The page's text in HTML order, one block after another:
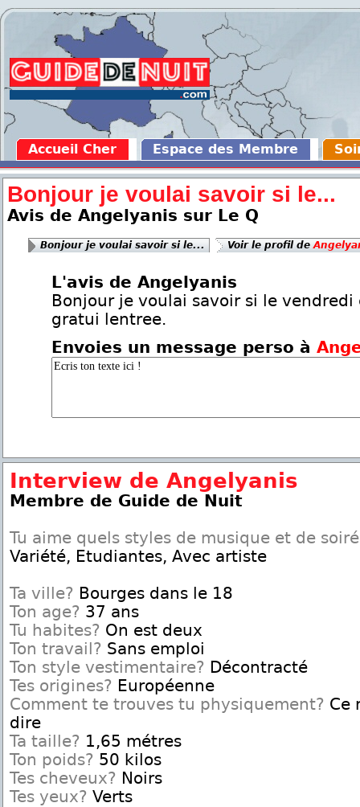
Accueil Cher Espace des Membre
Bonjour je voulai savoir si le...
Avis de Angelyanis sur Le Q
Bonjour je voulai savoir si le... Voir le profil de
L'avis de Angelyanis
Bonjour je voulai savoir si le vendredi
gratui lentree.
Envoies un message perso à
Interview de Angelyanis
Membre de Guide de Nuit
Tu aime quels styles de musique et de
Variété, Etudiantes, Avec artiste
Ta ville? Bourges dans le 18
Ton age? 37 ans
Tu habites? On est deux
Ton travail? Sans emploi
Ton style vestimentaire? Décontracté
Tes origines? Européenne
Comment te trouves tu physiquement? Ce
dire
Ta taille? 1,65 métres
Ton poids? 50 kilos
Tes cheveux? Noirs
Tes yeux? Verts